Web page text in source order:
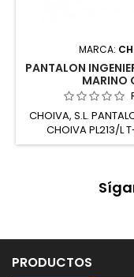
MARCA:
PANTALON
MARINO
CHOIVA, S.L.
CHOIVA PL213/L
PRODUCTOS